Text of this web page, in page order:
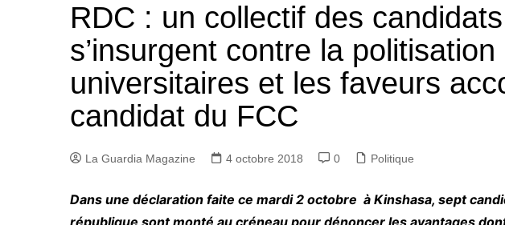
RDC : un collectif des
s’insurgent contre la
universitaires et les faveurs
candidat du FCC
La Guardia Magazine 4 octobre 2018 0 Politique
Dans une déclaration faite ce mardi 2 octobre à Kinshasa, sept